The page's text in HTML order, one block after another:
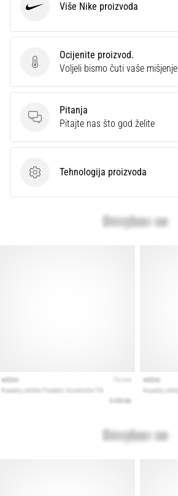
Ocijenite proizvod.
Ocijenite proizvod.
Voljeli bismo čuti vaše mišjenje
Pitanja
Pitanja
Pitajte nas što god želite
Tehnologija proizvoda
Tehnologija proizvoda
Više Nike proizvoda